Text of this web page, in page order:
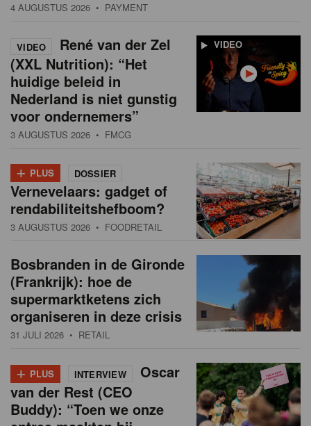
4 AUGUSTUS 2026 • PAYMENT
VIDEO
VIDEO
René van der Zel
(XXL Nutrition): “Het
huidige beleid in
Nederland is niet gunstig
voor ondernemers”
3 AUGUSTUS 2026 • FMCG
+ PLUS DOSSIER
Vernevelaars: gadget of
rendabiliteitshefboom?
3 AUGUSTUS 2026 • FOODRETAIL
Bosbranden in de Gironde
(Frankrijk): hoe de
supermarktketens zich
organiseren in deze crisis
31 JULI 2026 • RETAIL
+ PLUS INTERVIEW
Oscar
van der Rest (CEO
Buddy): “Toen we onze